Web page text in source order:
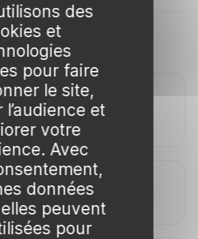
des
et
pour faire
le site,
l’audience et
votre
Avec
données
peuvent
pour